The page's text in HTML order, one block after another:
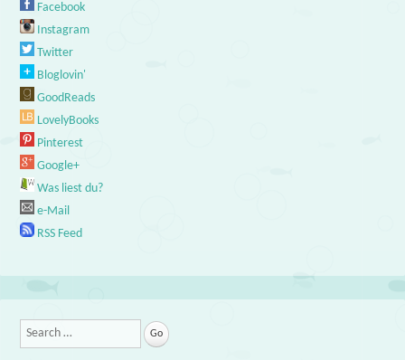
Facebook
Instagram
Twitter
Bloglovin'
GoodReads
LovelyBooks
Pinterest
Google+
Was liest du?
e-Mail
RSS Feed
Search